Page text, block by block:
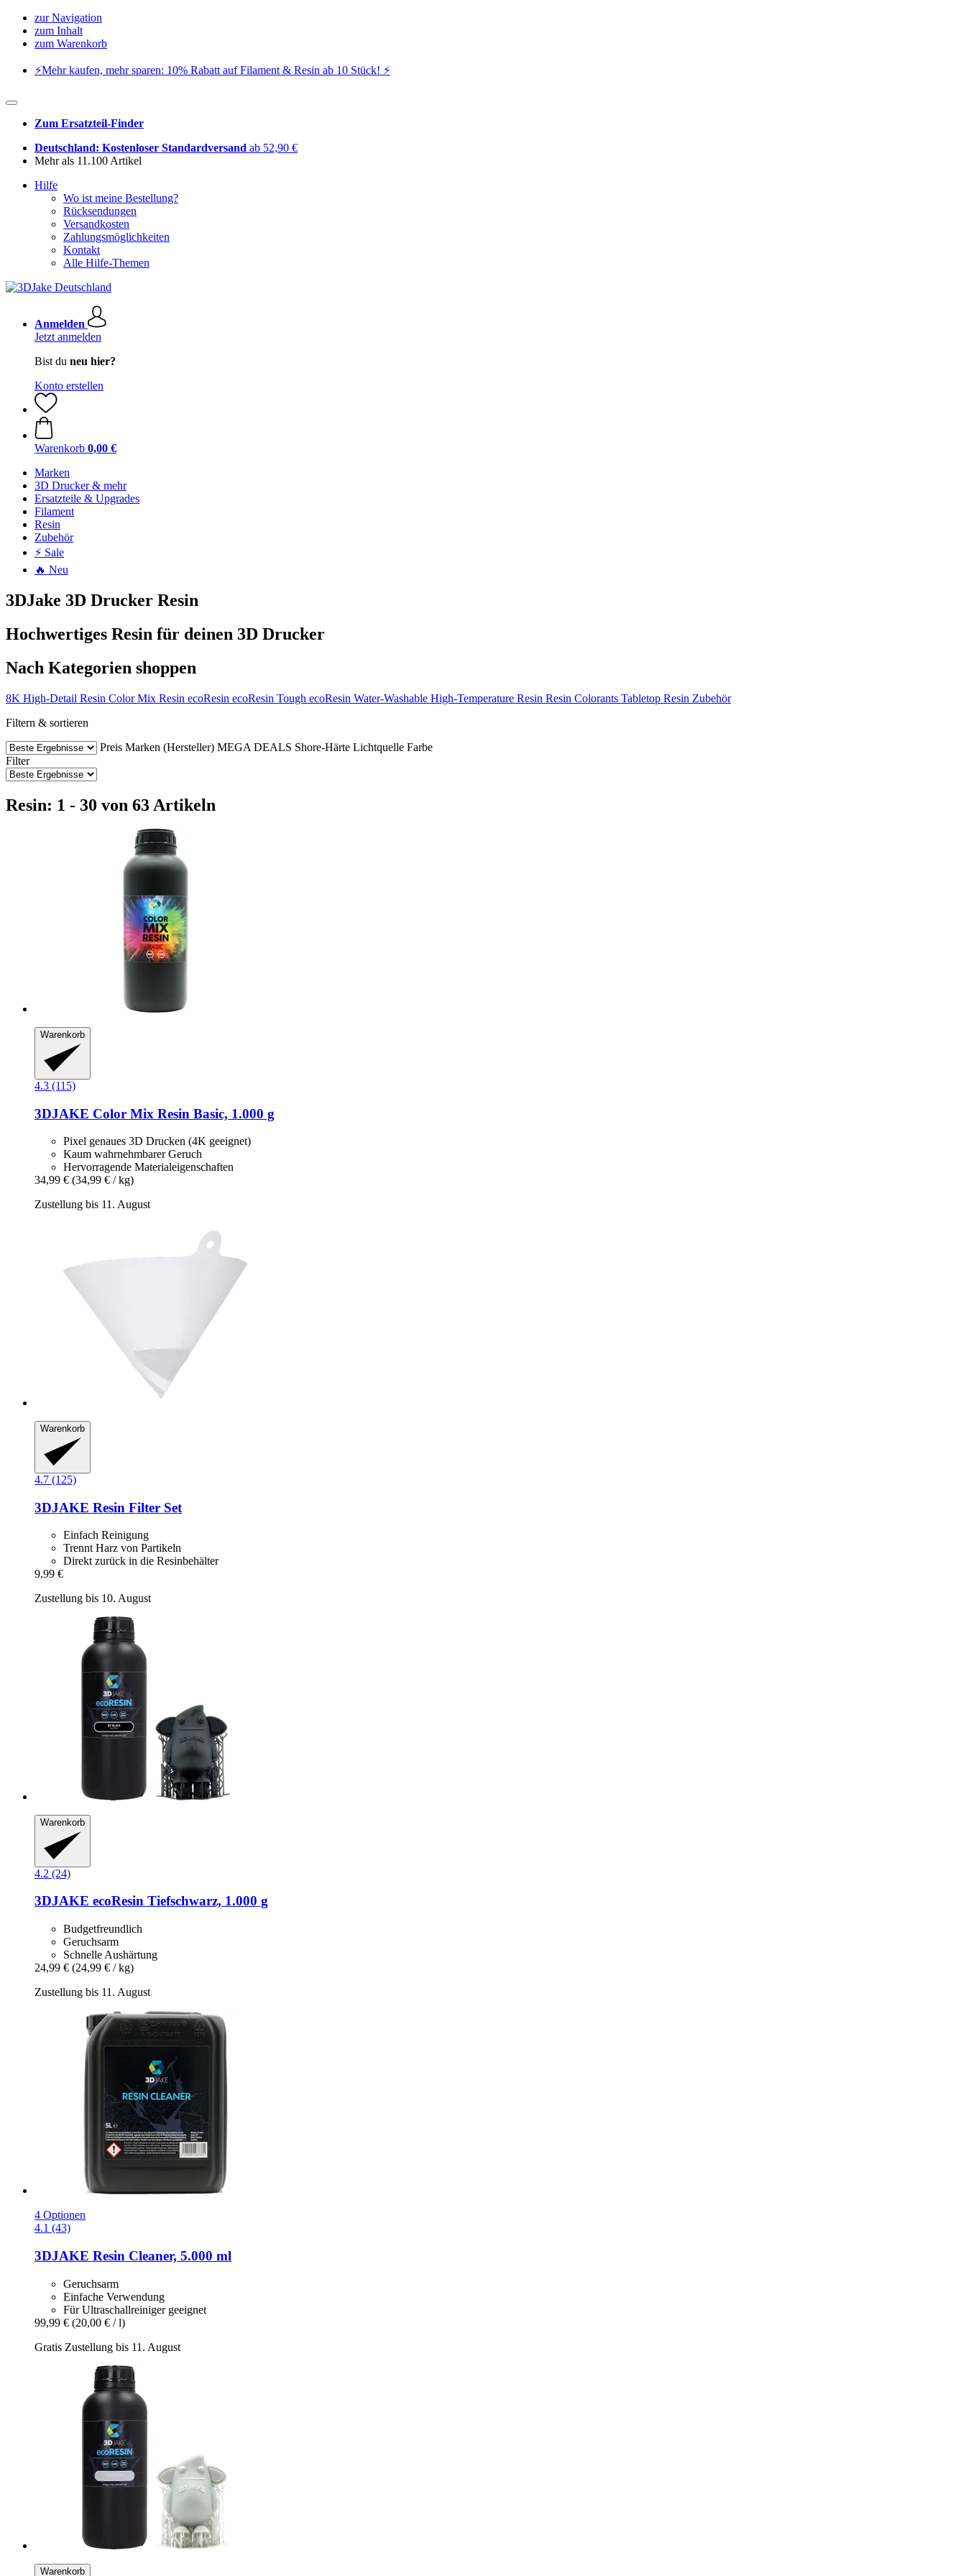
zur Navigation
zum Inhalt
zum Warenkorb
⚡️Mehr kaufen, mehr sparen: 10% Rabatt auf Filament & Resin ab 10 Stück! ⚡️
Zum Ersatzteil-Finder
Deutschland: Kostenloser Standardversand ab 52,90 €
Mehr als 11.100 Artikel
Hilfe
Wo ist meine Bestellung?
Rücksendungen
Versandkosten
Zahlungsmöglichkeiten
Kontakt
Alle Hilfe-Themen
Anmelden
Jetzt anmelden
Bist du neu hier?
Konto erstellen
Warenkorb 0,00 €
Marken
3D Drucker & mehr
Ersatzteile & Upgrades
Filament
Resin
Zubehör
⚡ Sale
🔥 Neu
3DJake 3D Drucker Resin
Hochwertiges Resin für deinen 3D Drucker
Nach Kategorien shoppen
8K High-Detail Resin Color Mix Resin ecoResin ecoResin Tough ecoResin Water-Washable High-Temperature Resin Resin Colorants Tabletop Resin Zubehör
Filtern & sortieren
Preis Marken (Hersteller) MEGA DEALS Shore-Härte Lichtquelle Farbe
Filter
Resin: 1 - 30 von 63 Artikeln
Warenkorb
4.3 (115)
3DJAKE Color Mix Resin Basic, 1.000 g
Pixel genaues 3D Drucken (4K geeignet)
Kaum wahrnehmbarer Geruch
Hervorragende Materialeigenschaften
34,99 € (34,99 € / kg)
Zustellung bis 11. August
Warenkorb
4.7 (125)
3DJAKE Resin Filter Set
Einfach Reinigung
Trennt Harz von Partikeln
Direkt zurück in die Resinbehälter
9,99 €
Zustellung bis 10. August
Warenkorb
4.2 (24)
3DJAKE ecoResin Tiefschwarz, 1.000 g
Budgetfreundlich
Geruchsarm
Schnelle Aushärtung
24,99 € (24,99 € / kg)
Zustellung bis 11. August
4 Optionen
4.1 (43)
3DJAKE Resin Cleaner, 5.000 ml
Geruchsarm
Einfache Verwendung
Für Ultraschallreiniger geeignet
99,99 € (20,00 € / l)
Gratis Zustellung bis 11. August
Warenkorb